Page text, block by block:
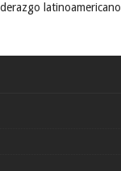
latinoamericano